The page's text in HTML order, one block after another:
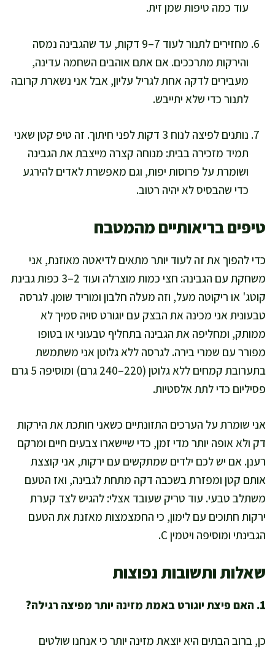
עוד כמה טיפות שמן זית.
מחזירים לתנור לעוד 7–9 דקות, עד שהגבינה נמסה
והירקות מתרככים. אם אתם אוהבים השחמה עדינה,
מעבירים לדקה אחת לגריל עליון, אבל אני נשארת קרובה
לתנור כדי שלא יתייבש.
נותנים לפיצה לנוח 3 דקות לפני חיתוך. זה טיפ קטן שאני
תמיד מזכירה בבית: מנוחה קצרה מייצבת את הגבינה
ושומרת על פרוסות יפות, וגם מאפשרת לאדים להירגע
כדי שהבסיס לא יהיה רטוב.
טיפים בריאותיים מהמטבח
כדי להפוך את זה לעוד יותר מתאים לדיאטה מאוזנת, אני
משחקת עם הגבינה: חצי כמות מוצרלה ועוד 2–3 כפות גבינת
קוטג' או ריקוטה מעל, וזה מעלה חלבון ומוריד שומן. לגרסה
טבעונית אני מכינה את הבצק עם יוגורט סויה סמיך לא
ממותק, ומחליפה את הגבינה בתחליף טבעוני או בטופו
מפורר עם שמרי בירה. לגרסה ללא גלוטן אני משתמשת
בתערובת קמחים ללא גלוטן (220–240 גרם) ומוסיפה 5 גרם
פסיליום כדי לתת אלסטיות.
אני שומרת על הערכים התזונתיים כשאני חותכת את הירקות
דק ולא אופה יותר מדי זמן, כדי שיישארו צבעים חיים ומרקם
רענן. אם יש לכם ילדים שמתקשים עם ירקות, אני קוצצת
אותם קטן ומפזרת בשכבה דקה מתחת לגבינה, ואז הטעם
משתלב טבעי. עוד טריק שעובד אצלי: להגיש לצד קערת
ירקות חתוכים עם לימון, כי החמצמצות מאזנת את הטעם
הגבינתי ומוסיפה ויטמין C.
שאלות ותשובות נפוצות
1. האם פיצת יוגורט באמת מזינה יותר מפיצה רגילה?
כן, ברוב הבתים היא יוצאת מזינה יותר כי אנחנו שולטים